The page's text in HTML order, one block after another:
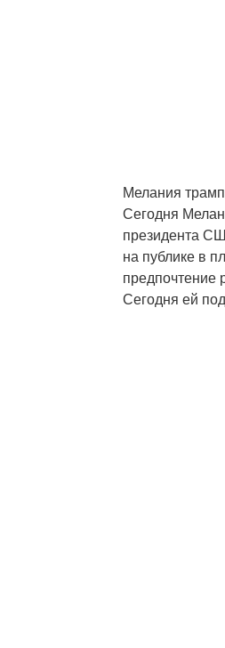
Мелания
Сегодня
президента
на публике в
предпочтение
Сегодня ей